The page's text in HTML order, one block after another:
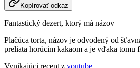
Kopírovať odkaz
Fantastický dezert, ktorý má názov
Plačúca torta, názov je odvodený od
preliata horúcim kakaom a je vďaka tomu
Vynikajúci recept z youtube.